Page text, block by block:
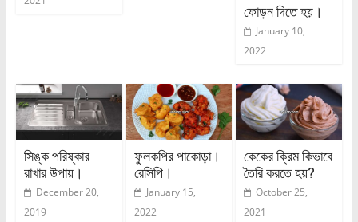
ফোড়ন দিতে হয়।
January 10,
2022
সিঙ্ক পরিষ্কার
রাখার উপায়।
December 20,
2019
ফুলকপির পাকোড়া।
রেসিপি।
January 15,
2022
কেকের ক্রিম কিভাবে
তৈরি করতে হয়?
October 25,
2021